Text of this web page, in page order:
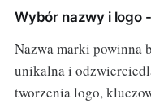
Wybór nazwy i logo
Nazwa marki powinna
unikalna i
tworzenia logo,